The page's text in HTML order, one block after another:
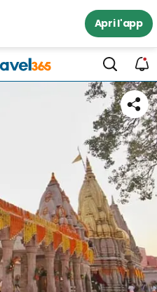
Apri l'app